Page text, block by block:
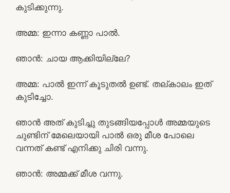
കുടിക്കുന്നു.
അമ്മ: ഇന്നാ കണ്ണാ പാൽ.
ഞാൻ: ചായ ആക്കിയില്ലേ?
അമ്മ: പാൽ ഇന്ന് കൂടുതൽ ഉണ്ട്. തല്കാലം ഇത്
കുടിച്ചോ.
ഞാൻ അത് കുടിച്ചു തുടങ്ങിയപ്പോൾ അമ്മയുടെ
ചുണ്ടിന് മേലെയായി പാൽ ഒരു മീശ പോലെ
വന്നത് കണ്ട് എനിക്കു ചിരി വന്നു.
ഞാൻ: അമ്മക്ക് മീശ വന്നു.